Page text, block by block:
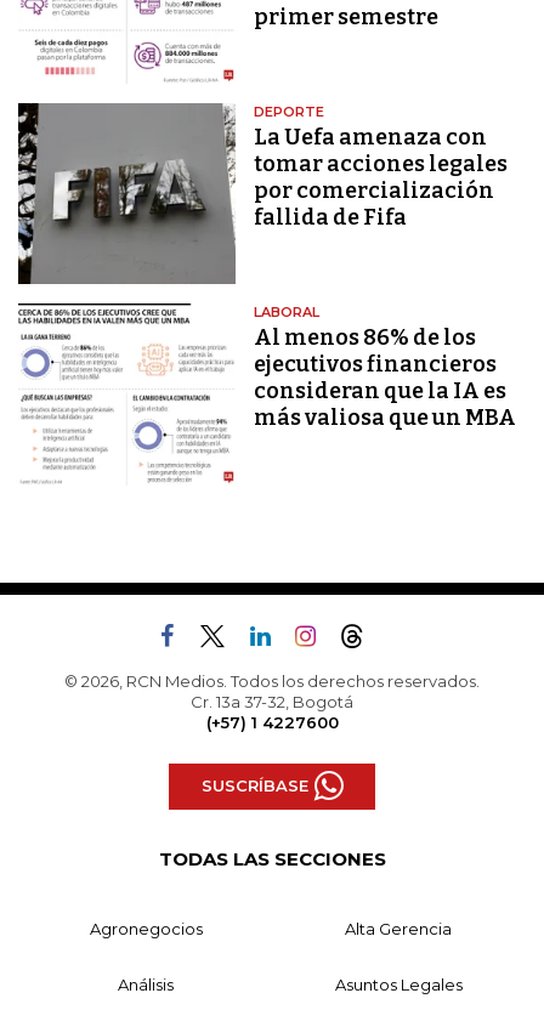
primer semestre
DEPORTE
La Uefa amenaza con
tomar acciones legales
por comercialización
fallida de Fifa
LABORAL
Al menos 86% de los
ejecutivos financieros
consideran que la IA es
más valiosa que un MBA
© 2026, RCN Medios. Todos los derechos reservados.
Cr. 13a 37-32, Bogotá
(+57) 1 4227600
SUSCRÍBASE
TODAS LAS SECCIONES
Agronegocios Alta Gerencia
Análisis Asuntos Legales